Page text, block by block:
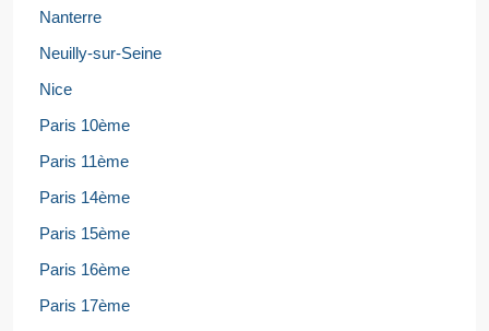
Nanterre
Neuilly-sur-Seine
Nice
Paris 10ème
Paris 11ème
Paris 14ème
Paris 15ème
Paris 16ème
Paris 17ème